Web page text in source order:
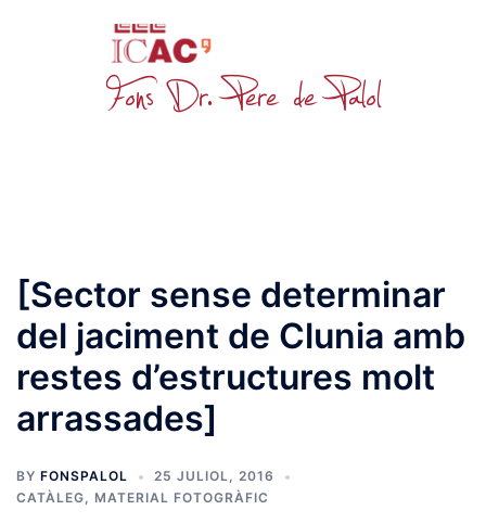
[Sector sense determinar
del jaciment de Clunia amb
restes d’estructures molt
arrassades]
BY FONSPALOL
25 JULIOL, 2016
CATÀLEG, MATERIAL FOTOGRÀFIC